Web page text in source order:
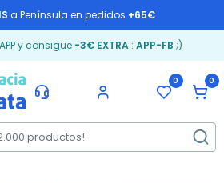
a Península en pedidos +65€
y consigue -3€ EXTRA: APP-FB ;)
0 0